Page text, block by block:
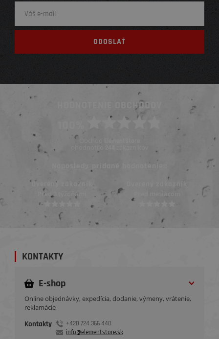
HODNOTENIE OBCHODOV
Obchod ElementStore
ohodnotilo
Naposledy pridané hodnotenie::
Overený zákazník
Pred mesiacom
KONTAKTY
E-shop
Online objednávky, expedícia, dodanie, výmeny, vrátenie,
reklamácie
Kontakty
+420 724 366 440
info@elementstore.sk